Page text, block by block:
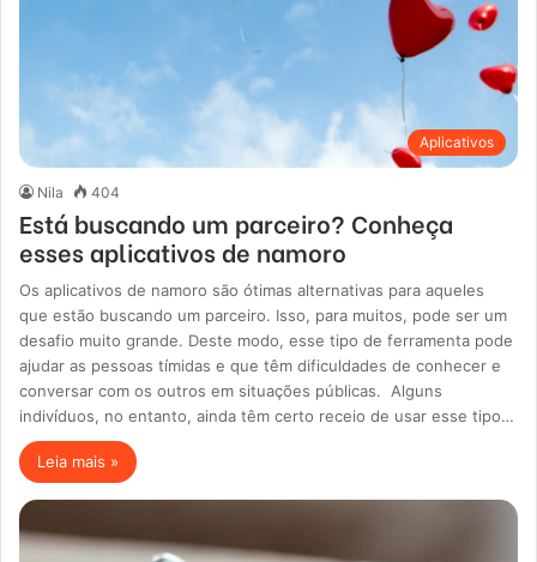
Aplicativos
Nila 404
Está buscando um parceiro? Conheça
esses aplicativos de namoro
Os aplicativos de namoro são ótimas alternativas para aqueles
que estão buscando um parceiro. Isso, para muitos, pode ser um
desafio muito grande. Deste modo, esse tipo de ferramenta pode
ajudar as pessoas tímidas e que têm dificuldades de conhecer e
conversar com os outros em situações públicas. Alguns
indivíduos, no entanto, ainda têm certo receio de usar esse tipo…
Leia mais »